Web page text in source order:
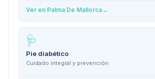
Ver en Palma De Mallorca→
🩺
Pie diabético
Cuidado integral y prevención